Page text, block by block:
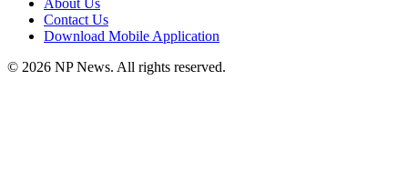
Contact Us
Download Mobile Application
© 2026 NP News. All rights reserved.